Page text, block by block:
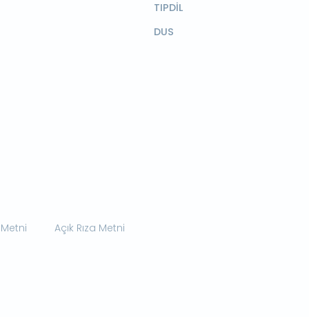
TIPDİL
DUS
Açık Rıza Metni